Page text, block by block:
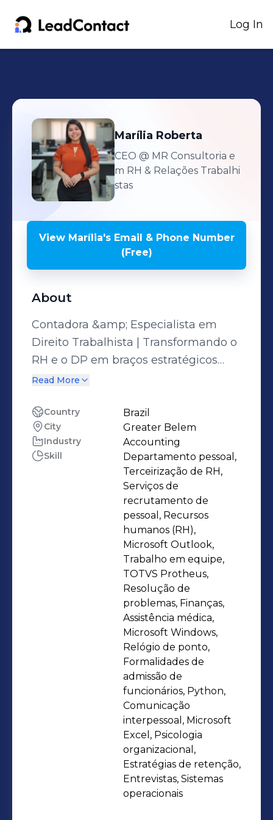
Log In
Marília Roberta
CEO @ MR Consultoria e
m RH & Relações Trabalhi
stas
View Marília'sEmail & Phone Number
(Free)
About
Contadora &amp; Especialista em
Direito Trabalhista | Transformando o
RH e o DP em braços estratégicos
para o seu negócio.Muitas empresas
o RH como centros de custo ou
burocracias inevitáveis. Eu estou aqui
para mudar essa percepção. Com
formação em Contabilidade e pós-
graduação em Direito Trabalhista e
Previdenciário, minha atuação une a
exatidão dos números à segurança da
lei.À frente da MR Consultoria, ajudo
empresários e gestores a eliminarem
o medo de passivos trabalhistas e a
estruturarem processos de gestão de
pessoas que realmente funcionam.
Não entrego apenas guias e
documentos; entrego blindagem,
organização e estratégia.Como posso
ajudar a sua empresa:🔹 Terceirização
de DP (BPO): Gestão completa da
folha, eSocial e rotinas operacionais
com erro zero.🔹 Consultoria e
Blindagem: Auditoria de processos
para evitar riscos jurídicos e
financeiros.🔹 Recrutamento e
Seleção: Contratação assertiva focada
Read More
Country Brazil
City Greater Belem
Industry Accounting
Skill
Departamento pessoal,
Terceirização de RH,
Serviços de
recrutamento de
pessoal, Recursos
humanos (RH),
Microsoft Outlook,
Trabalho em equipe,
TOTVS Protheus,
Resolução de
problemas, Finanças,
Assistência médica,
Microsoft Windows,
Relógio de ponto,
Formalidades de
admissão de
funcionários, Python,
Comunicação
interpessoal, Microsoft
Excel, Psicologia
organizacional,
Estratégias de retenção,
Entrevistas, Sistemas
operacionais